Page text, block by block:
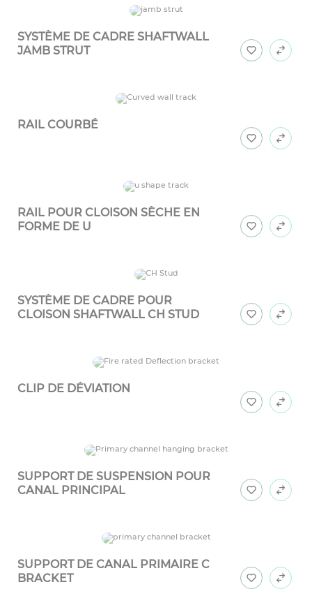
SYSTÈME DE CADRE SHAFTWALL
JAMB STRUT
RAIL COURBÉ
RAIL POUR CLOISON SÈCHE EN
FORME DE U
SYSTÈME DE CADRE POUR
CLOISON SHAFTWALL CH STUD
CLIP DE DÉVIATION
SUPPORT DE SUSPENSION POUR
CANAL PRINCIPAL
SUPPORT DE CANAL PRIMAIRE C
BRACKET